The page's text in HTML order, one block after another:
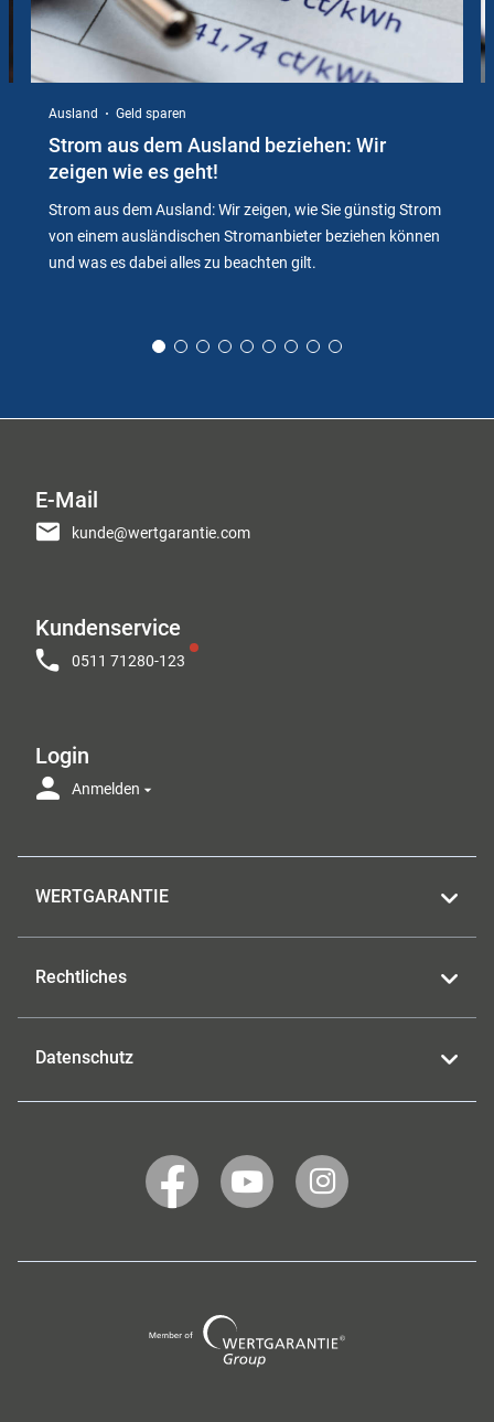
Ausland Geld sparen
Strom aus dem Ausland beziehen: Wir
zeigen wie es geht!
Strom aus dem Ausland: Wir zeigen, wie Sie günstig Strom
von einem ausländischen Stromanbieter beziehen können
und was es dabei alles zu beachten gilt.
E-Mail
kunde@wertgarantie.com
Kundenservice
0511 71280-123
Login
Anmelden
WERTGARANTIE
Rechtliches
Datenschutz
WERTGARANTIE
auf
WERTGARANTIE
auf
WERTGARANTIE
auf
Group